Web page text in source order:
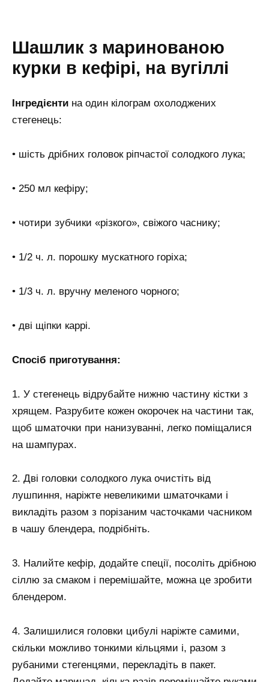
Шашлик з маринованою
курки в кефірі, на вугіллі
Інгредієнти на один кілограм охолоджених
стегенець:
• шість дрібних головок ріпчастої солодкого лука;
• 250 мл кефіру;
• чотири зубчики «різкого», свіжого часнику;
• 1/2 ч. л. порошку мускатного горіха;
• 1/3 ч. л. вручну меленого чорного;
• дві щіпки каррі.
Спосіб приготування:
1. У стегенець відрубайте нижню частину кістки з
хрящем. Разрубите кожен окорочек на частини так,
щоб шматочки при нанизуванні, легко поміщалися
на шампурах.
2. Дві головки солодкого лука очистіть від
лушпиння, наріжте невеликими шматочками і
викладіть разом з порізаним часточками часником
в чашу блендера, подрібніть.
3. Налийте кефір, додайте спеції, посоліть дрібною
сіллю за смаком і перемішайте, можна це зробити
блендером.
4. Залишилися головки цибулі наріжте самими,
скільки можливо тонкими кільцями і, разом з
рубаними стегенцями, перекладіть в пакет.